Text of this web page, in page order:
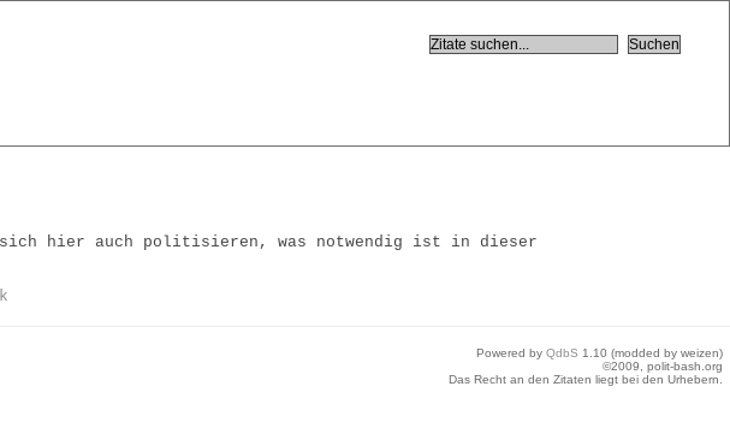
sich hier auch politisieren, was notwendig ist in dieser
Powered by QdbS 1.10 (modded by weizen)
©2009, polit-bash.org
Das Recht an den Zitaten liegt bei den Urhebern.